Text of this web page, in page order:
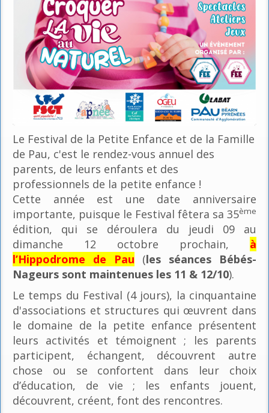
Le Festival de la Petite Enfance et de la Famille
de Pau, c'est le rendez-vous annuel des
parents, de leurs enfants et des
professionnels de la petite enfance !
Cette année est une date anniversaire
importante, puisque le Festival fêtera sa 35ème
édition, qui se déroulera du jeudi 09 au
dimanche 12 octobre prochain, à
l’Hippodrome de Pau (les séances Bébés-
Nageurs sont maintenues les 11 & 12/10).
Le temps du Festival (4 jours), la cinquantaine
d'associations et structures qui œuvrent dans
le domaine de la petite enfance présentent
leurs activités et témoignent ; les parents
participent, échangent, découvrent autre
chose ou se confortent dans leur choix
d’éducation, de vie ; les enfants jouent,
découvrent, créent, font des rencontres.